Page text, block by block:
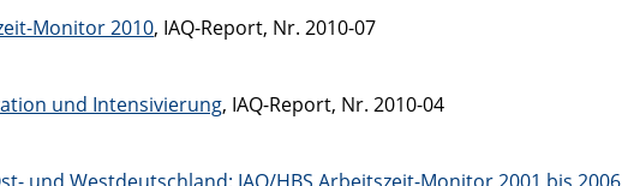
Monitor 2010, IAQ-Report, Nr. 2010-07
und Intensivierung, IAQ-Report, Nr. 2010-04